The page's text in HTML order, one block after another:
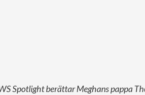
Spotlight berättar Meghans pappa